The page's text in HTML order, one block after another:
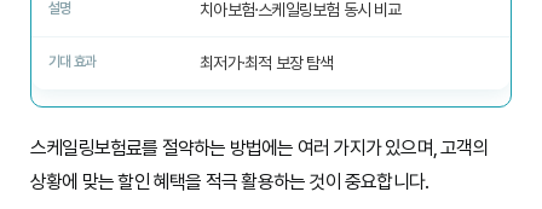
치아보험·스케일링보험 동시 비교
최저가·최적 보장 탐색
스케일링보험료를 절약하는 방법에는 여러 가지가 있으며, 고객의
상황에 맞는 할인 혜택을 적극 활용하는 것이 중요합니다.